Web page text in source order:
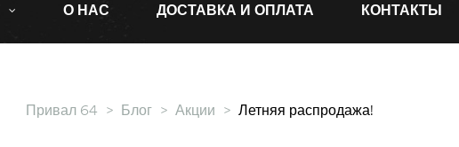
О НАС ДОСТАВКА И ОПЛАТА КОНТАКТЫ
Привал 64 > Блог > Акции > Летняя распродажа!